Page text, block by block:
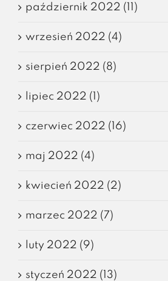
październik 2022 (11)
wrzesień 2022 (4)
sierpień 2022 (8)
lipiec 2022 (1)
czerwiec 2022 (16)
maj 2022 (4)
kwiecień 2022 (2)
marzec 2022 (7)
luty 2022 (9)
styczeń 2022 (13)